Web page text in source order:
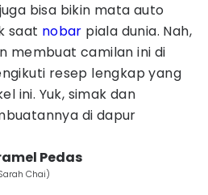
bisa bikin mata auto
saat nobar piala dunia. Nah,
membuat camilan ini di
resep lengkap yang
ini. Yuk, simak dan
di dapur
Pedas
Chai)